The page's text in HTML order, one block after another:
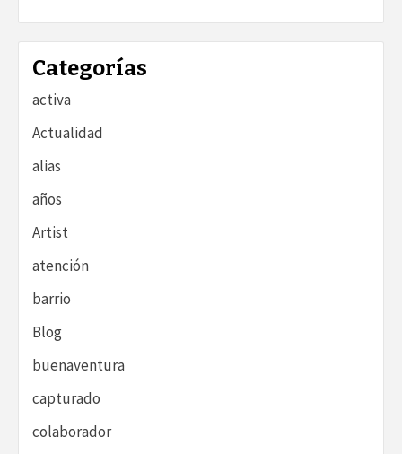
Categorías
activa
Actualidad
alias
años
Artist
atención
barrio
Blog
buenaventura
capturado
colaborador